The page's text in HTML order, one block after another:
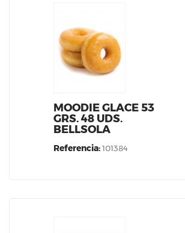
MOODIE GLACE 53
GRS. 48 UDS.
BELLSOLA
Referencia:101384